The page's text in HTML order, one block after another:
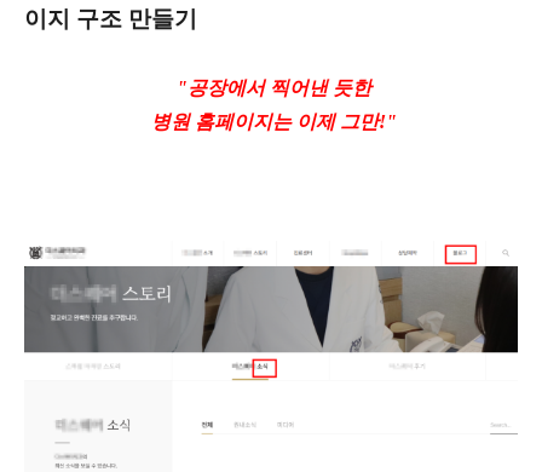
이지 구조 만들기
"공장에서 찍어낸 듯한
병원 홈페이지는 이제 그만!"